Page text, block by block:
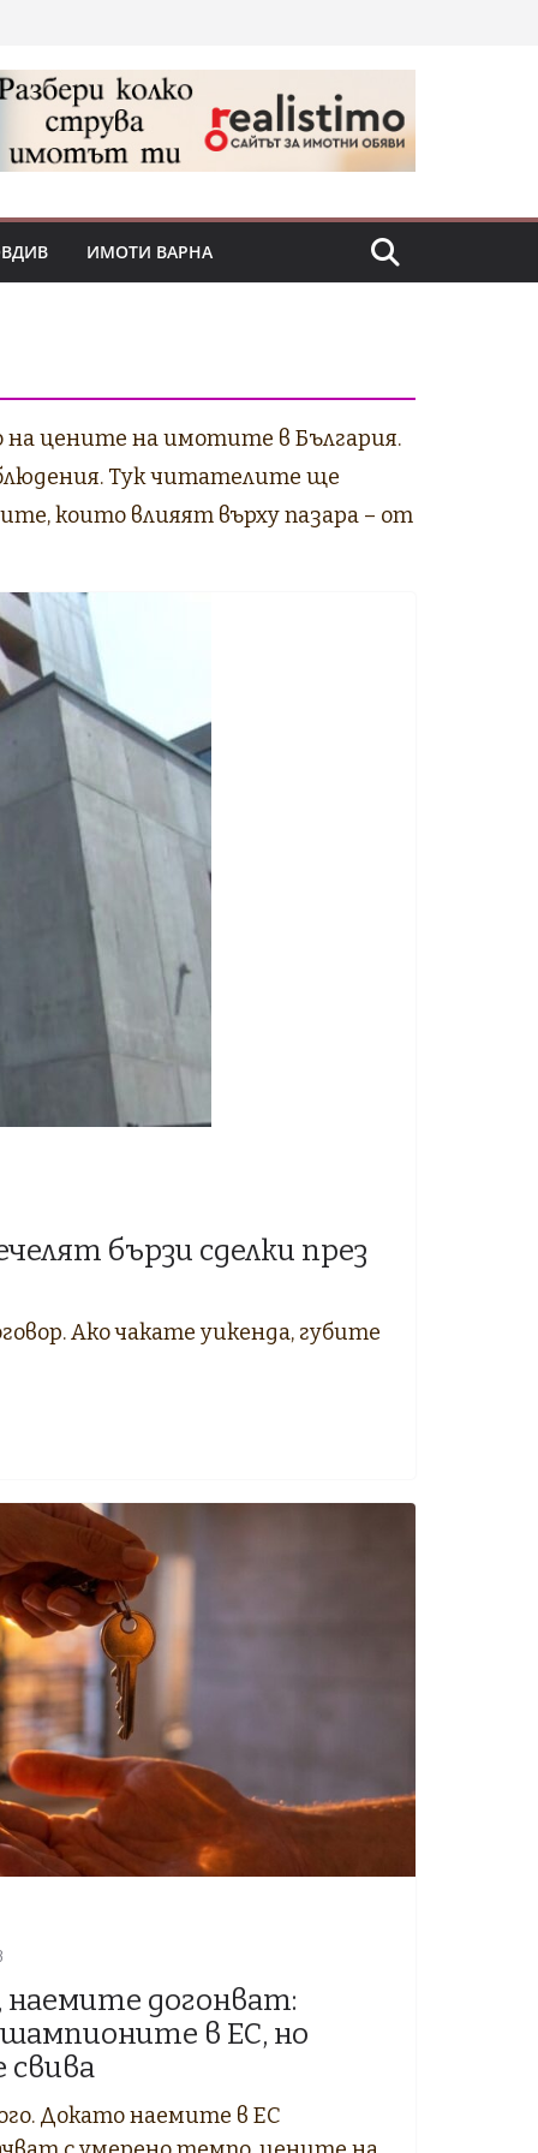
ИМОТИ ВАРНА
на цените на имотите в България.
Тук читателите ще
които влияят върху пазара – от
бързи сделки през
Ако чакате уикенда, губите
догонват:
шампионите в ЕС, но
свива
Докато наемите в ЕС